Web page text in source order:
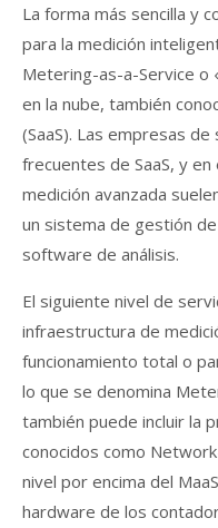
La forma más sencilla y
para la medición
Metering-as-a-Service o
en la nube, también
(SaaS). Las empresas
frecuentes de SaaS, y
medición avanzada
un sistema de gestión
software de análisis.
El siguiente nivel de
infraestructura de
funcionamiento total o
lo que se denomina
también puede incluir la
conocidos como
nivel por encima del
hardware de los